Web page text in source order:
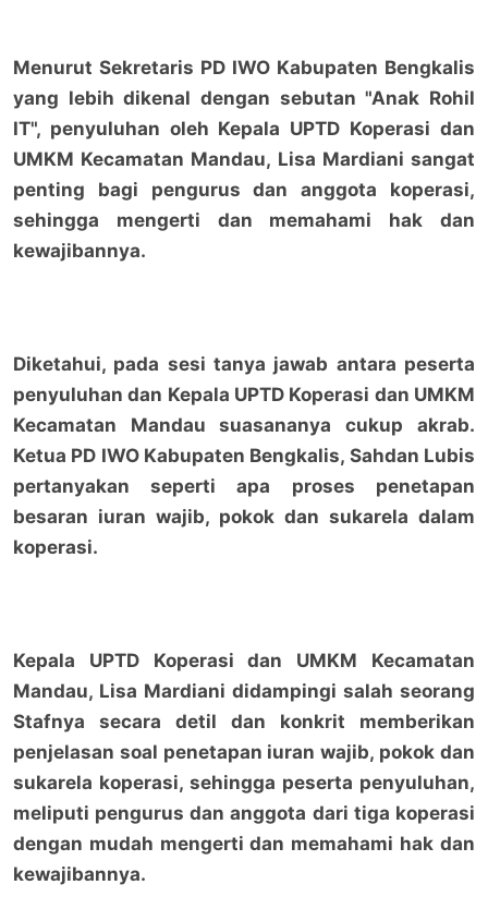
Menurut Sekretaris PD IWO Kabupaten Bengkalis
yang lebih dikenal dengan sebutan "Anak Rohil
IT", penyuluhan oleh Kepala UPTD Koperasi dan
UMKM Kecamatan Mandau, Lisa Mardiani sangat
penting bagi pengurus dan anggota koperasi,
sehingga mengerti dan memahami hak dan
kewajibannya.
Diketahui, pada sesi tanya jawab antara peserta
penyuluhan dan Kepala UPTD Koperasi dan UMKM
Kecamatan Mandau suasananya cukup akrab.
Ketua PD IWO Kabupaten Bengkalis, Sahdan Lubis
pertanyakan seperti apa proses penetapan
besaran iuran wajib, pokok dan sukarela dalam
koperasi.
Kepala UPTD Koperasi dan UMKM Kecamatan
Mandau, Lisa Mardiani didampingi salah seorang
Stafnya secara detil dan konkrit memberikan
penjelasan soal penetapan iuran wajib, pokok dan
sukarela koperasi, sehingga peserta penyuluhan,
meliputi pengurus dan anggota dari tiga koperasi
dengan mudah mengerti dan memahami hak dan
kewajibannya.